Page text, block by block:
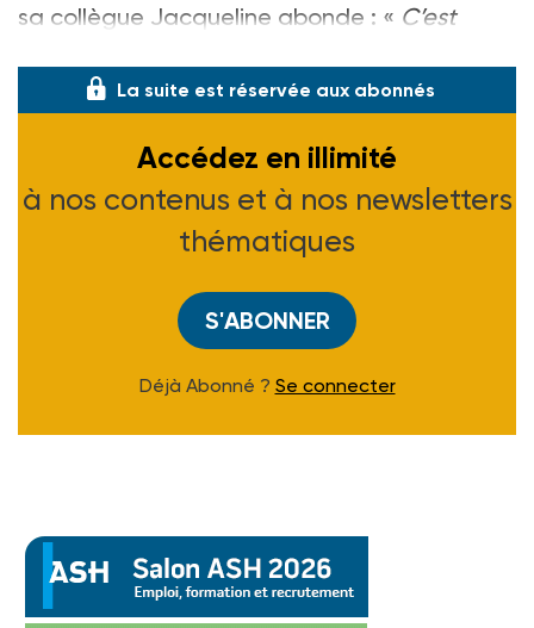
sa collègue Jacqueline abonde : « C’est
La suite est réservée aux abonnés
Accédez en illimité
à nos contenus et à nos newsletters
thématiques
S'ABONNER
Déjà Abonné ? Se connecter